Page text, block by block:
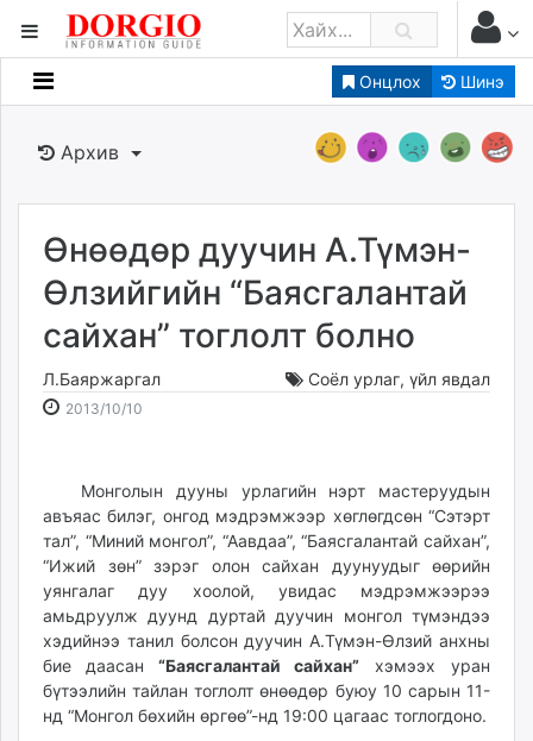
Онцлох Шинэ
Мэдээллийн
Банк санхүү
Бизнес ААН
Төрийн
Нийслэлийн
dorgio.mn
Gogo.mn
caak.mn
Baabar.mn
tovch.mn
ikon.mn
Livetv.mn
Eguur.mn
24tsag.mn
shuud.mn
eagle.mn
Архив
Өнөөдөр дуучин А.Түмэн-
Өлзийгийн “Баясгалантай
сайхан” тоглолт болно
Л.Баяржаргал Соёл урлаг, үйл явдал
2013/10/10
15:42:47
22:00:50
Монголын дууны урлагийн нэрт мастеруудын
авъяас билэг, онгод мэдрэмжээр хөглөгдсөн “Сэтэрт
тал”, “Миний монгол”, “Аавдаа”, “Баясгалантай сайхан”,
“Ижий зөн” зэрэг олон сайхан дуунуудыг өөрийн
уянгалаг дуу хоолой, увидас мэдрэмжээрээ
амьдруулж дуунд дуртай дуучин монгол түмэндээ
хэдийнээ танил болсон дуучин А.Түмэн-Өлзий анхны
бие даасан “Баясгалантай сайхан” хэмээх уран
бүтээлийн тайлан тоглолт өнөөдөр буюу 10 сарын 11-
нд “Монгол бөхийн өргөө”-нд 19:00 цагаас тоглогдоно.